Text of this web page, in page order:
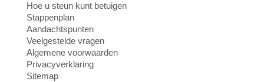
Hoe u steun kunt betuigen
Stappenplan
Aandachtspunten
Veelgestelde vragen
Algemene voorwaarden
Privacyverklaring
Sitemap